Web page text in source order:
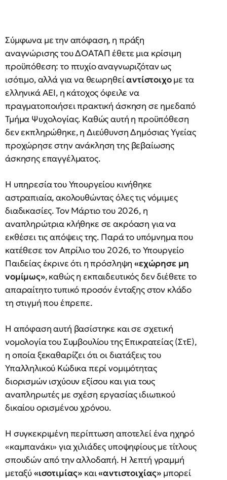
Σύμφωνα με την απόφαση, η πράξη
αναγνώρισης του ΔΟΑΤΑΠ έθετε μια κρίσιμη
προϋπόθεση: το πτυχίο αναγνωριζόταν ως
ισότιμο, αλλά για να θεωρηθείαντίστοιχομε τα
ελληνικά ΑΕΙ, η κάτοχος όφειλε να
πραγματοποιήσει πρακτική άσκηση σε ημεδαπό
Τμήμα Ψυχολογίας. Καθώς αυτή η προϋπόθεση
δεν εκπληρώθηκε, η Διεύθυνση Δημόσιας Υγείας
προχώρησε στην ανάκληση της βεβαίωσης
άσκησης επαγγέλματος.
Η υπηρεσία του Υπουργείου κινήθηκε
αστραπιαία, ακολουθώντας όλες τις νόμιμες
διαδικασίες. Τον Μάρτιο του 2026, η
αναπληρώτρια κλήθηκε σε ακρόαση για να
εκθέσει τις απόψεις της. Παρά το υπόμνημα που
κατέθεσε τον Απρίλιο του 2026, το Υπουργείο
Παιδείας έκρινε ότι η πρόσληψη«εχώρησε μη
νομίμως», καθώς η εκπαιδευτικός δεν διέθετε το
απαραίτητο τυπικό προσόν ένταξης στον κλάδο
τη στιγμή που έπρεπε.
Η απόφαση αυτή βασίστηκε και σε σχετική
νομολογία του Συμβουλίου της Επικρατείας (ΣτΕ),
η οποία ξεκαθαρίζει ότι οι διατάξεις του
Υπαλληλικού Κώδικα περί νομιμότητας
διορισμών ισχύουν εξίσου και για τους
αναπληρωτές με σχέση εργασίας ιδιωτικού
δικαίου ορισμένου χρόνου.
Η συγκεκριμένη περίπτωση αποτελεί ένα ηχηρό
«καμπανάκι» για χιλιάδες υποψηφίους με τίτλους
σπουδών από την αλλοδαπή. Η λεπτή γραμμή
μεταξύ«ισοτιμίας» και«αντιστοιχίας» μπορεί